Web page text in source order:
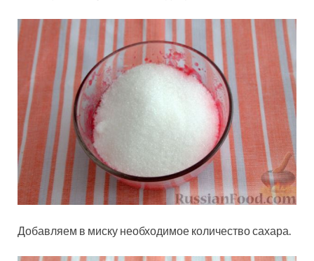
Добавляем в миску необходимое количество сахара.